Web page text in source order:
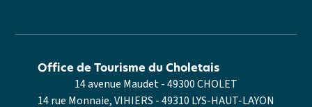
14 avenue Maudet - 49300 CHOLET
14 rue Monnaie, VIHIERS - 49310 LYS-HAUT-LAYON
Office de Tourisme du Choletais